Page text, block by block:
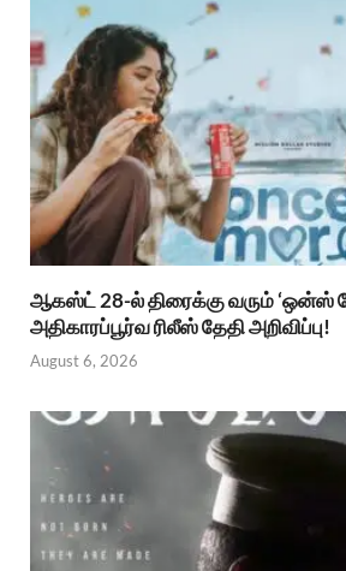
ஆகஸ்ட் 28-ல் திரைக்கு வரும் ‘ஒன்ஸ்
அதிகாரப்பூர்வ ரிலீஸ் தேதி அறிவிப்பு!
August 6, 2026